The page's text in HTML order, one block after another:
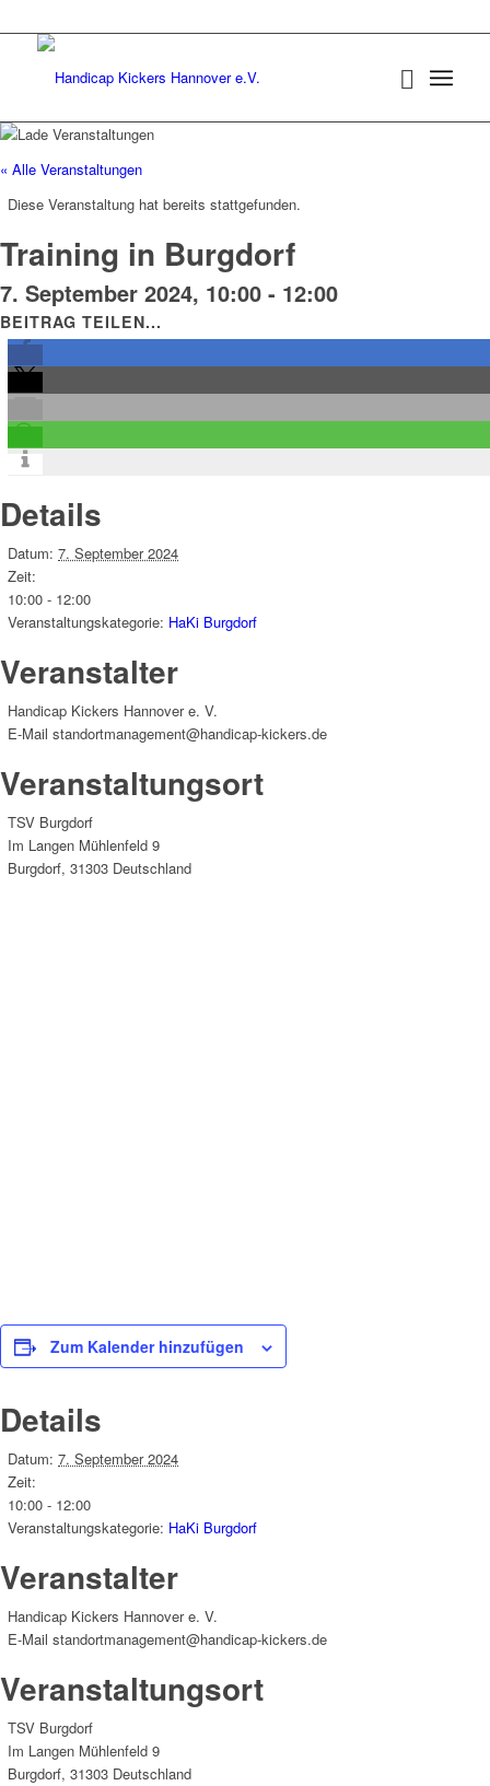
« Alle Veranstaltungen
Diese Veranstaltung hat bereits stattgefunden.
Training in Burgdorf
7. September 2024, 10:00 - 12:00
BEITRAG TEILEN...
Details
Datum: 7. September 2024
Zeit:
10:00 - 12:00
Veranstaltungskategorie: HaKi Burgdorf
Veranstalter
Handicap Kickers Hannover e. V.
E-Mail standortmanagement@handicap-kickers.de
Veranstaltungsort
TSV Burgdorf
Im Langen Mühlenfeld 9
Burgdorf, 31303 Deutschland
Zum Kalender hinzufügen
Details
Datum: 7. September 2024
Zeit:
10:00 - 12:00
Veranstaltungskategorie: HaKi Burgdorf
Veranstalter
Handicap Kickers Hannover e. V.
E-Mail standortmanagement@handicap-kickers.de
Veranstaltungsort
TSV Burgdorf
Im Langen Mühlenfeld 9
Burgdorf, 31303 Deutschland